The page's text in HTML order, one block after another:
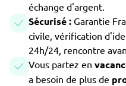
échange d'argent.
Sécurisé : Garantie
civile, vérification
24h/24, rencontre
Vous partez en
a besoin de plus de